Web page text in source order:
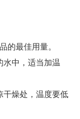
的最佳用量。
水中，适当加温
干燥处，温度要低